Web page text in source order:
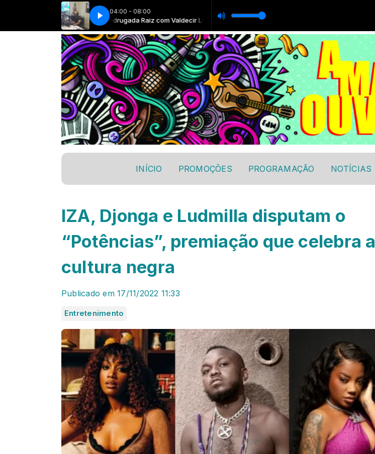
04:00 - 08:00
Raiz com Valdecir LuisMadrugada Raiz com Valdecir Luis
INÍCIO PROMOÇÕES PROGRAMAÇÃO NOTÍCIAS
IZA, Djonga e Ludmilla disputam o
“Potências”, premiação que celebra a
cultura negra
Publicado em 17/11/2022 11:33
Entretenimento